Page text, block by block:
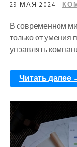
29 МАЯ 2024
В современном
только от умения
управлять
Читать далее